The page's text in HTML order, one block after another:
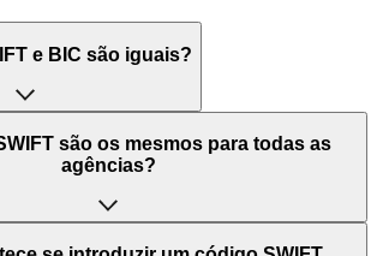
e BIC são iguais?
significa "Society for Worldwide
Telecommunication (Sociedade para
se de uma rede mundial onde se
entre países. Por outro lado, BIC
são os mesmos para todas as
agências?